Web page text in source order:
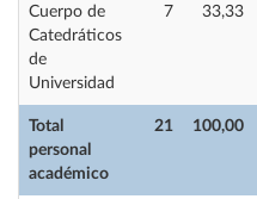
Total
personal
académico
21 100,00
Cuerpo de
Catedráticos
de
Universidad
7 33,33